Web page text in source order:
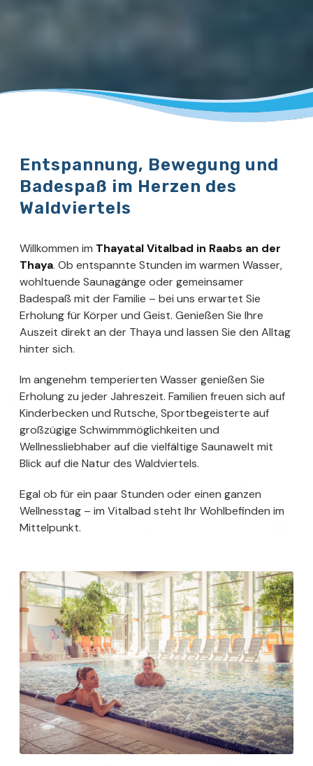
Entspannung, Bewegung und
Badespaß im Herzen des
Waldviertels
Willkommen im Thayatal Vitalbad in Raabs an der
Thaya. Ob entspannte Stunden im warmen Wasser,
wohltuende Saunagänge oder gemeinsamer
Badespaß mit der Familie – bei uns erwartet Sie
Erholung für Körper und Geist. Genießen Sie Ihre
Auszeit direkt an der Thaya und lassen Sie den Alltag
hinter sich.
Im angenehm temperierten Wasser genießen Sie
Erholung zu jeder Jahreszeit. Familien freuen sich auf
Kinderbecken und Rutsche, Sportbegeisterte auf
großzügige Schwimmmöglichkeiten und
Wellnessliebhaber auf die vielfältige Saunawelt mit
Blick auf die Natur des Waldviertels.
Egal ob für ein paar Stunden oder einen ganzen
Wellnesstag – im Vitalbad steht Ihr Wohlbefinden im
Mittelpunkt.